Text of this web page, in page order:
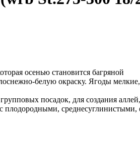
осенью становится багряной
белую окраску. Ягоды
посадок, для создания